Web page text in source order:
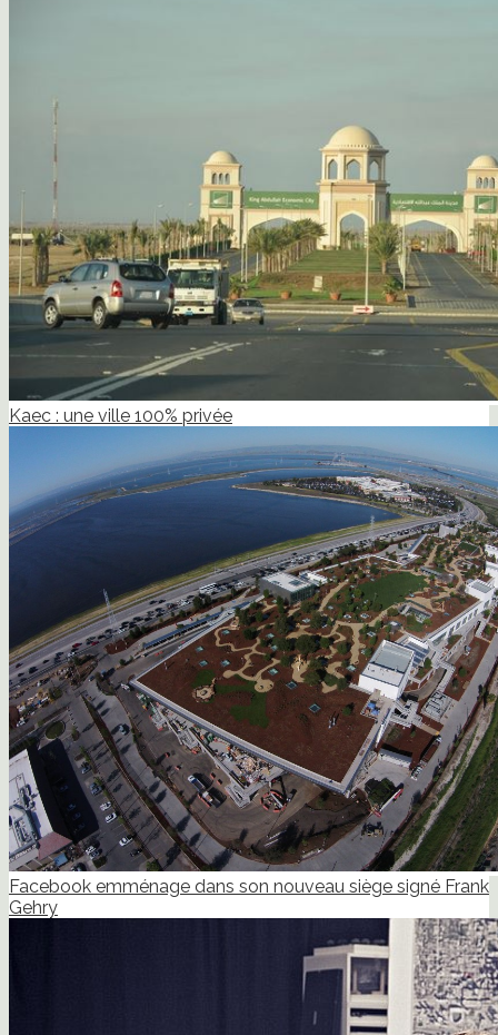
Kaec : une ville 100% privée
Facebook emménage dans son nouveau siège signé Frank
Gehry